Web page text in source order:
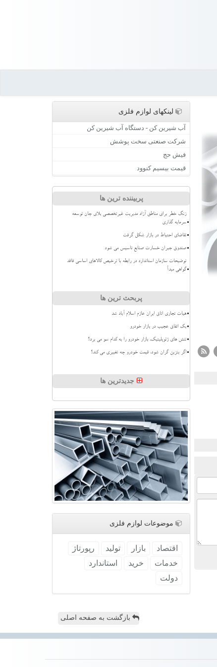
لینکهای لوازم فلزی
آب شیرین کن - دستگاه آب شیرین کن
شرکت صنعتی سخت پوشش
فیش حج
قیمت بیسیم کنوود
پربیننده ترین ها
زنگ خطر برای مناطق آزاد مدیریت غیرتخصصی بلای جان توسعه
سرمایه گذاری
تقاضای احتیاط در بازار شکل گرفت
صندوق جبران خسارت صنایع تاسیس می شود
توضیحات سازمان استاندارد در رابطه با ترخیص کالاهای اساسی فاقد
گواهی مبدأ
پربحث ترین ها
هیات تجاری اتاق ایران عازم اسلام آباد شد
بک اتفاق عجیب در بازار خودرو
تنش های ژئوپلیتیک، بازار خودرو را به کدام سو می برد؟
اگر بنزین گران شود، قیمت خودرو چه تغییری می کند؟
جدیدترین ها
موضوعات لوازم فلزی
اقتصاد بازار تولید
رپورتاژ
خدمات
خرید
استاندارد
دولت
بازگشت به صفحه اصلی